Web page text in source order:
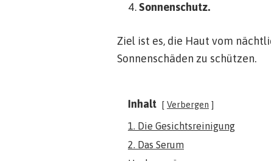
Sonnenschutz.
Ziel ist es, die Haut vom
Sonnenschäden zu schützen.
Inhalt Verbergen
1. Die Gesichtsreinigung
2. Das Serum